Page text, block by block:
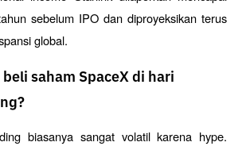
sebelum IPO dan diproyeksikan terus
global.
saham SpaceX di hari
biasanya sangat volatil karena hype.